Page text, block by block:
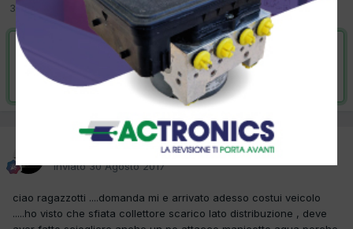
30 Agosto 2017 inMeccatronica
VAI ALLA SOLUZIONE
Risolta da il re dei irni, 8 Settembre 2017
Inviato30 Agosto 2017
ciao ragazzotti ....domanda mi e arrivato adesso costui veicolo
.....ho visto che sfiata collettore scarico lato distribuzione , deve